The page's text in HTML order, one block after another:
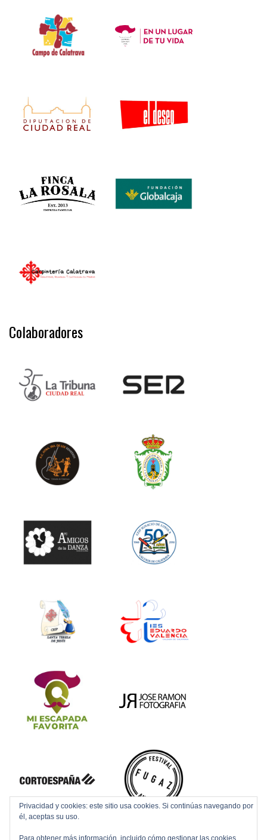
Colaboradores
Privacidad y cookies: este sitio usa cookies. Si continúas navegando por
él, aceptas su uso.
Para obtener más información, incluido cómo gestionar las cookies,